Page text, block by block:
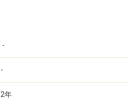
-
-
2年